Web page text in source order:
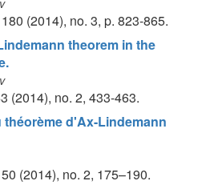
(2014), no. 3, p. 823-865.
theorem in the
(2014), no. 2, 433-463.
d'Ax-Lindemann
(2014), no. 2, 175–190.